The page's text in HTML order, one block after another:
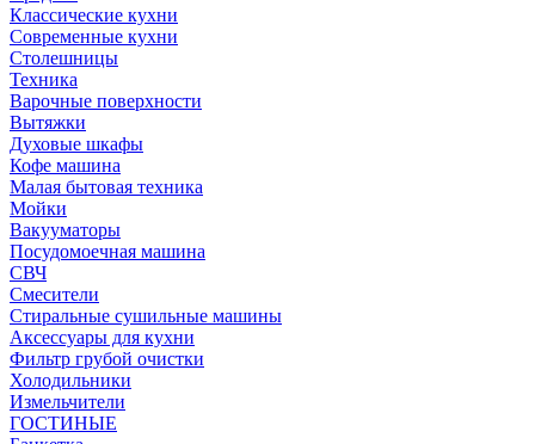
Классические кухни
Современные кухни
Столешницы
Техника
Варочные поверхности
Вытяжки
Духовые шкафы
Кофе машина
Малая бытовая техника
Мойки
Вакууматоры
Посудомоечная машина
СВЧ
Смесители
Стиральные сушильные машины
Аксессуары для кухни
Фильтр грубой очистки
Холодильники
Измельчители
ГОСТИНЫЕ